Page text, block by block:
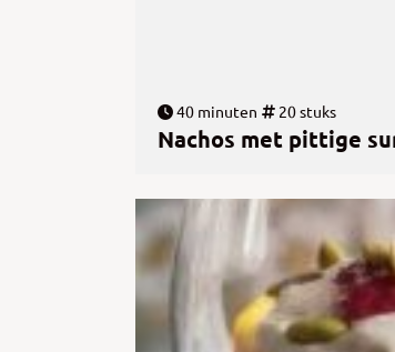
40 minuten 20 stuks
Nachos met pittige